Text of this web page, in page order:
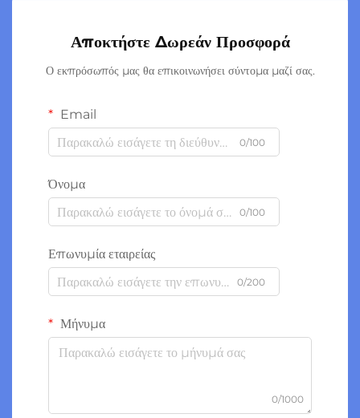
Αποκτήστε Δωρεάν Προσφορά
Ο εκπρόσωπός μας θα επικοινωνήσει σύντομα μαζί σας.
Email
0/100
Όνομα
0/100
Επωνυμία εταιρείας
0/200
Μήνυμα
0/1000